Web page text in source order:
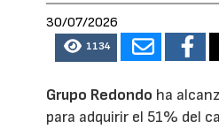
30/07/2026
1134
Grupo Redondo ha
para adquirir el 51% del